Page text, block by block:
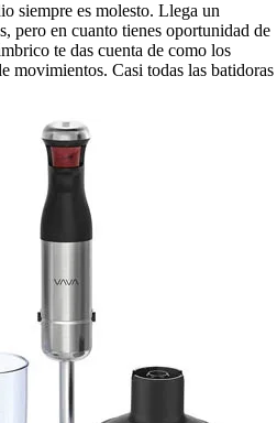
siempre es molesto. Llega un
pero en cuanto tienes oportunidad de
te das cuenta de como los
movimientos. Casi todas las batidoras